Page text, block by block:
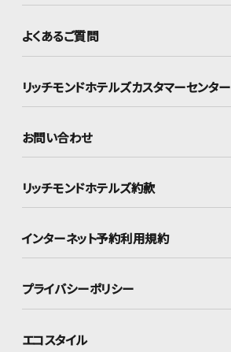
よくあるご質問
リッチモンドホテルズカスタマーセンター
お問い合わせ
リッチモンドホテルズ約款
インターネット予約利用規約
プライバシーポリシー
エコスタイル